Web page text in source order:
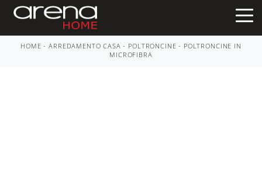
HOME -ARREDAMENTO CASA - POLTRONCINE - POLTRONCINE IN
MICROFIBRA